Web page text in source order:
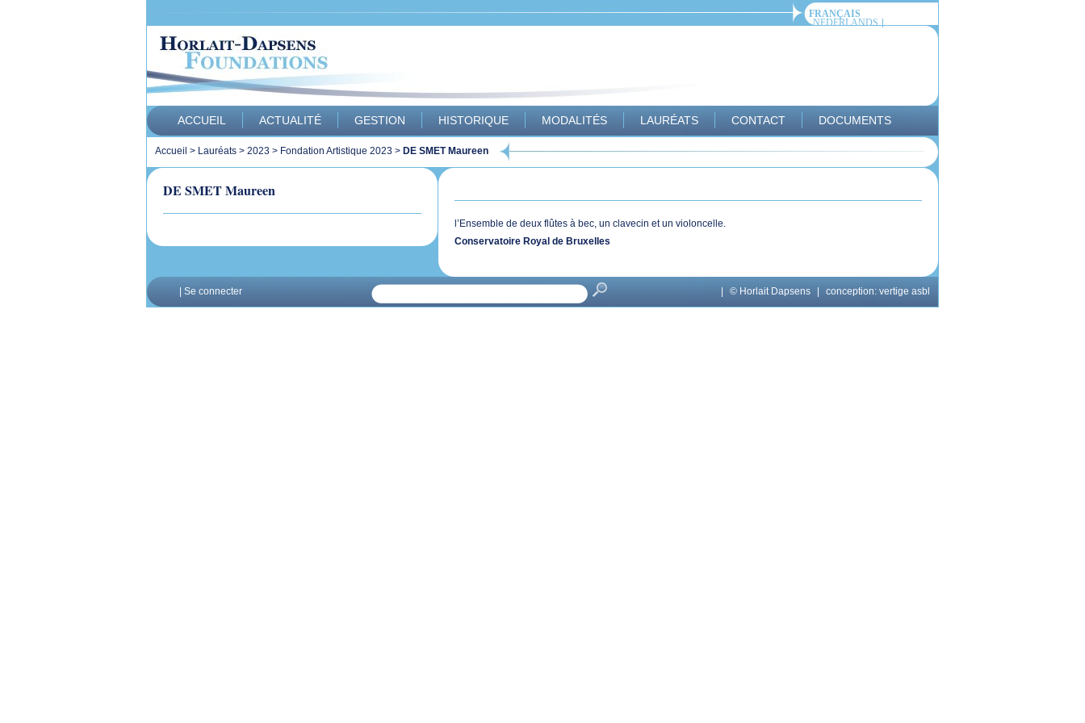
FRANÇAIS
NEDERLANDS
ACCUEIL ACTUALITÉ GESTION HISTORIQUE MODALITÉS LAURÉATS CONTACT DOCUMENTS
Accueil > Lauréats > 2023 > Fondation Artistique 2023 > DE SMET Maureen
DE SMET Maureen
l’Ensemble de deux flûtes à bec, un clavecin et un violoncelle.
Conservatoire Royal de Bruxelles
Se connecter © Horlait Dapsens conception: vertige asbl